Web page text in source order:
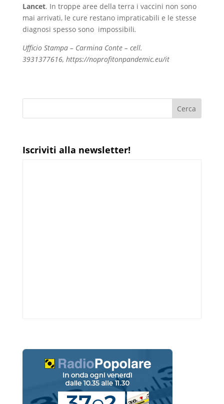
Lancet. In troppe aree della terra i vaccini non sono
mai arrivati, le cure restano impraticabili e le stesse
diagnosi spesso sono impossibili.
Ufficio Stampa – Carmina Conte – cell.
3931377616, https://noprofitonpandemic.eu/it
Iscriviti alla newsletter!